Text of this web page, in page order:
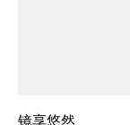
镜享悠然